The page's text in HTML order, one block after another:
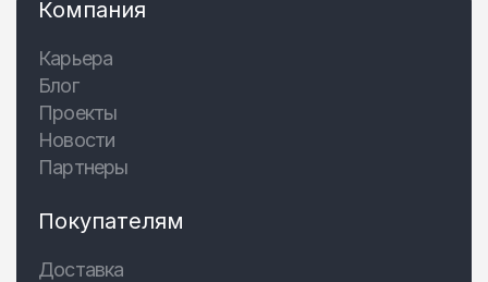
Компания
Карьера
Блог
Проекты
Новости
Партнеры
Покупателям
Доставка